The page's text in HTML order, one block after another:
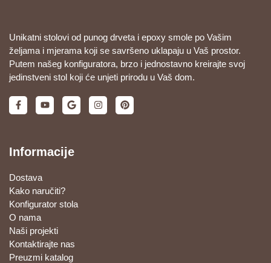
Unikatni stolovi od punog drveta i epoxy smole po Vašim
željama i mjerama koji se savršeno uklapaju u Vaš prostor.
Putem našeg konfiguratora, brzo i jednostavno kreirajte svoj
jedinstveni stol koji će unjeti prirodu u Vaš dom.
Informacije
Dostava
Kako naručiti?
Konfigurator stola
O nama
Naši projekti
Kontaktirajte nas
Preuzmi katalog